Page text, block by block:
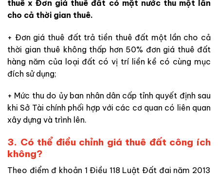
thuê x Đơn giá thuê đất có mặt nước thu một lần
cho cả thời gian thuê.
+ Đơn giá thuê đất trả tiền thuê đất một lần cho cả
thời gian thuê không thấp hơn 50% đơn giá thuê đất
hàng năm của loại đất có vị trí liền kề có cùng mục
đích sử dụng;
+ Mức thu do ủy ban nhân dân cấp tỉnh quyết định sau
khi Sở Tài chính phối hợp với các cơ quan có liên quan
xây dựng và trình lên.
3. Có thể điều chỉnh giá thuê đất công ích
không?
Theo điểm đ khoản 1 Điều 118 Luật Đất đai năm 2013